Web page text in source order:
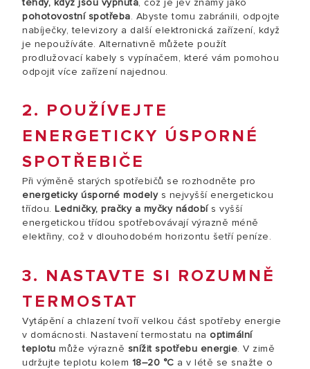
pohotovostní spotřeba. Abyste tomu zabránili, odpojte
nabíječky, televizory a další elektronická zařízení, když
je nepoužíváte. Alternativně můžete použít
prodlužovací kabely s vypínačem, které vám pomohou
odpojit více zařízení najednou.
2. POUŽÍVEJTE
ENERGETICKY ÚSPORNÉ
SPOTŘEBIČE
Při výměně starých spotřebičů se rozhodněte pro
energeticky úsporné modelys nejvyšší energetickou
třídou. Ledničky, pračky a myčky nádobís vyšší
energetickou třídou spotřebovávají výrazně méně
elektřiny, což v dlouhodobém horizontu šetří peníze.
3. NASTAVTE SI ROZUMNĚ
TERMOSTAT
Vytápění a chlazení tvoří velkou část spotřeby energie
v domácnosti. Nastavení termostatu na optimální
teplotu může výrazně snížit spotřebu energie. V zimě
udržujte teplotu kolem 18–20 °C a v létě se snažte o